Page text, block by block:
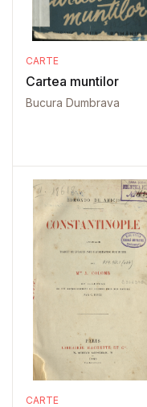
CARTE
Cartea muntilor
Bucura Dumbrava
CARTE